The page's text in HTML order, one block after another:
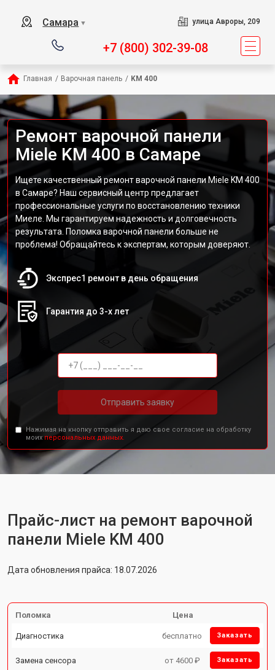
Самара ▼ улица Авроры, 209
+7 (800) 302-39-08
Главная / Варочная панель / KM 400
Ремонт варочной панели
Miele KM 400 в Самаре
Ищете качественный ремонт варочной панели Miele KM 400
в Самаре? Наш сервисный центр предлагает
профессиональные услуги по восстановлению техники
Миеле. Мы гарантируем надежность и долговечность
результата. Поломка варочной панели больше не
проблема! Обращайтесь к экспертам, которым доверяют.
Экспрес1 ремонт в день обращения
Гарантия до 3-х лет
Отправить заявку
Нажимая на кнопку отправить я даю свое согласие на обработку
моихперсональных данных.
Прайс-лист на ремонт варочной
панели Miele KM 400
Дата обновления прайса: 18.07.2026
Поломка Цена
Диагностика бесплатно Заказать
Замена сенсора от 4600 ₽ Заказать